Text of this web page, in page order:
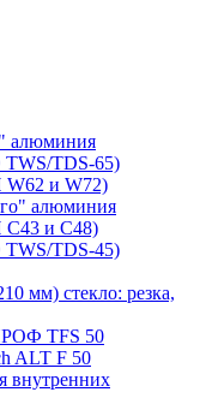
алюминия
TDS-65)
и W72)
алюминия
и C48)
TDS-45)
мм) стекло: резка,
TFS 50
ALT F 50
внутренних